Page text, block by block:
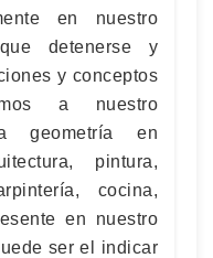
en nuestro
detenerse y
y conceptos
a nuestro
geometría en
pintura,
cocina,
en nuestro
ser el indicar